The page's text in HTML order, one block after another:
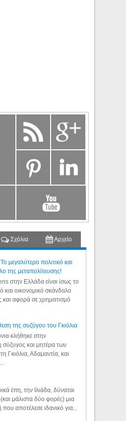
Σχόλια Αρχείο
μεγαλύτερο πολιτικό και
της μεταπολίτευσης!
στην Ελλάδα είναι ίσως το
και οικονομικό σκάνδαλο
και αφορά σε χρηματισμό
της συζύγου του Γκιόλια
κλήθηκε στην
σύζυγος και μητέρα των
Γκιόλια, Αδαμαντία, και
έπη, την Ιλιάδα, δύναται
(και μάλιστα δύο φορές) μια
αποτέλεσε ιδανικό για...